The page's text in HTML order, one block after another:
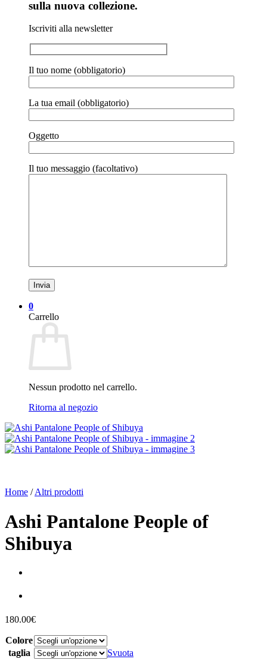
sulla nuova collezione.
Iscriviti alla newsletter
Il tuo nome (obbligatorio)
La tua email (obbligatorio)
Oggetto
Il tuo messaggio (facoltativo)
0
Carrello
Nessun prodotto nel carrello.
Ritorna al negozio
Home / Altri prodotti
Ashi Pantalone People of
Shibuya
180.00€
Colore
taglia
Svuota